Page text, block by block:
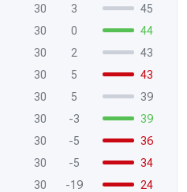
30 3
45
30 0
44
30 2
43
30 5
43
30 5
39
30 -3
39
30 -5
36
30 -5
34
30 -19
24